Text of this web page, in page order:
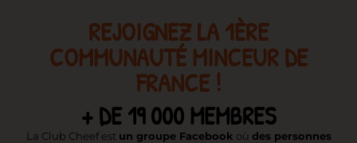
REJOIGNEZ LA 1ÈRE
COMMUNAUTÉ MINCEUR DE
FRANCE !
+ DE 19 000 MEMBRES
La Club Cheef est un groupe Facebook où des personnes